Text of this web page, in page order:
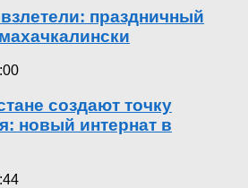
праздничный
создают точку
новый интернат в